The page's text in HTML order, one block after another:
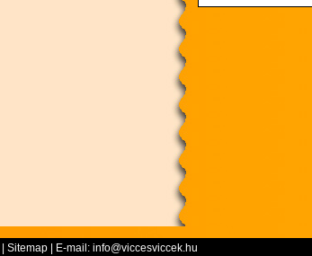
Sitemap | E-mail: info@viccesviccek.hu